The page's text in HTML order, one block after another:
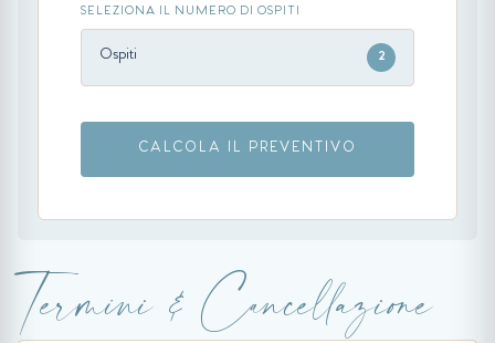
SELEZIONA IL NUMERO DI OSPITI
Ospiti 2
CALCOLA IL PREVENTIVO
Termini & Cancellazione